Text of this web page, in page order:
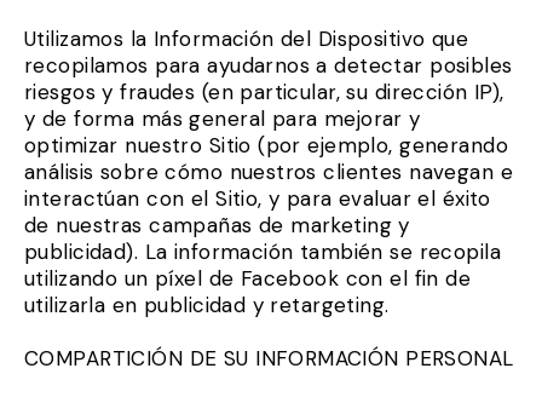
Utilizamos la Información del Dispositivo que
recopilamos para ayudarnos a detectar posibles
riesgos y fraudes (en particular, su dirección IP),
y de forma más general para mejorar y
optimizar nuestro Sitio (por ejemplo, generando
análisis sobre cómo nuestros clientes navegan e
interactúan con el Sitio, y para evaluar el éxito
de nuestras campañas de marketing y
publicidad). La información también se recopila
utilizando un píxel de Facebook con el fin de
utilizarla en publicidad y retargeting.
COMPARTICIÓN DE SU INFORMACIÓN PERSONAL